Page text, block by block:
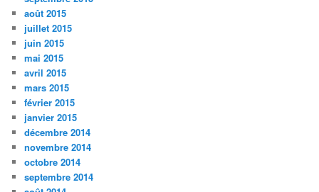
août 2015
juillet 2015
juin 2015
mai 2015
avril 2015
mars 2015
février 2015
janvier 2015
décembre 2014
novembre 2014
octobre 2014
septembre 2014